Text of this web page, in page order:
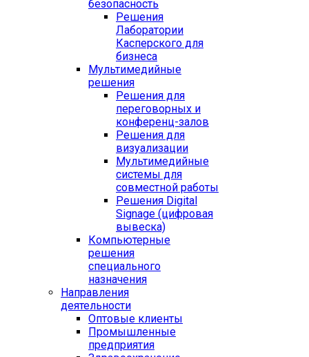
безопасность
Решения
Лаборатории
Касперского для
бизнеса
Мультимедийные
решения
Решения для
переговорных и
конференц-залов
Решения для
визуализации
Мультимедийные
системы для
совместной работы
Решения Digital
Signage (цифровая
вывеска)
Компьютерные
решения
специального
назначения
Направления
деятельности
Оптовые клиенты
Промышленные
предприятия